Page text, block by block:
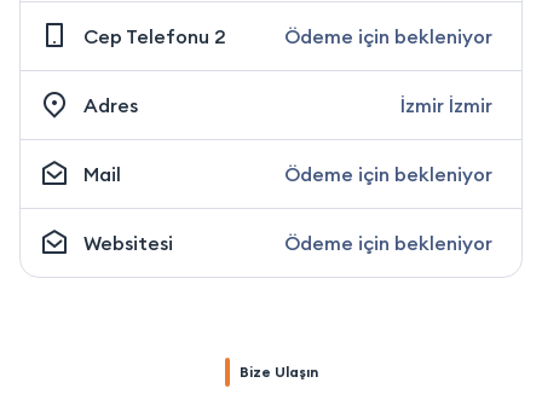
Cep Telefonu 2 Ödeme için bekleniyor
Adres İzmir İzmir
Mail Ödeme için bekleniyor
Websitesi Ödeme için bekleniyor
Bize Ulaşın